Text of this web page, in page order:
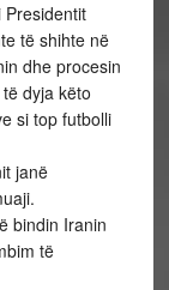
Presidentit
të shihte në
dhe procesin
dyja këto
si top futbolli
janë
bindin Iranin
të